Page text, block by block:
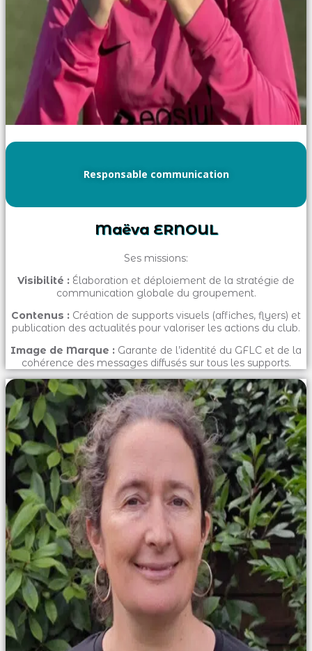
Responsable communication
Maëva ERNOUL
Ses missions:
Visibilité : Élaboration et déploiement de la stratégie de
communication globale du groupement.
Contenus : Création de supports visuels (affiches, flyers) et
publication des actualités pour valoriser les actions du club.
Image de Marque : Garante de l’identité du GFLC et de la
cohérence des messages diffusés sur tous les supports.